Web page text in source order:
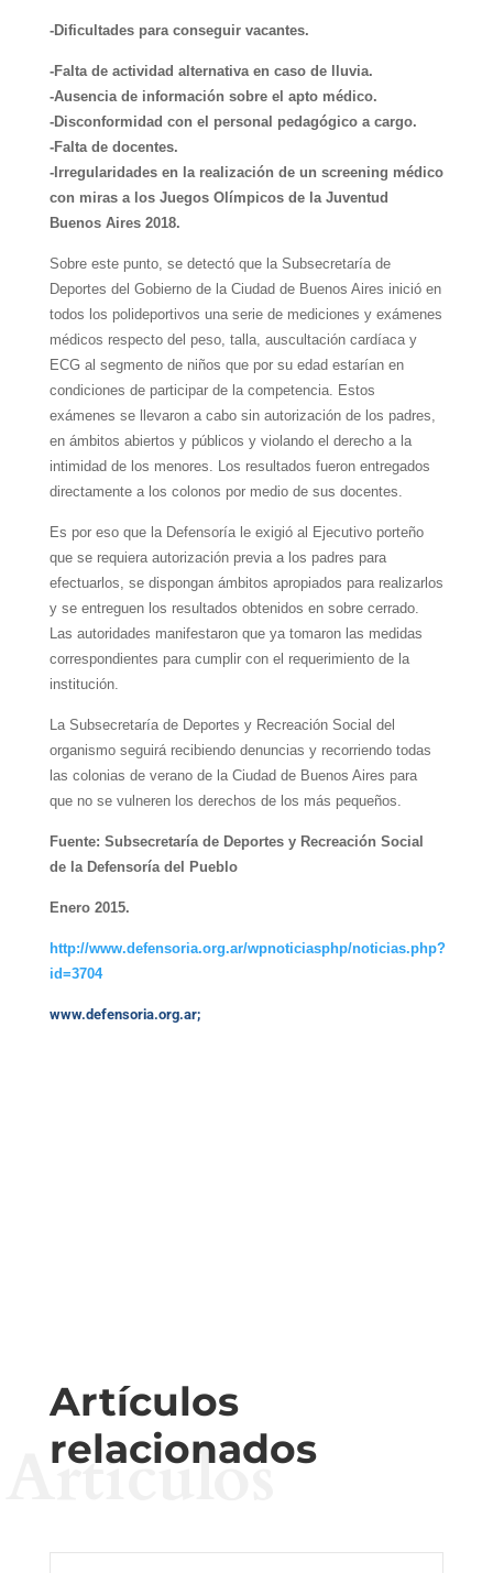
-Dificultades para conseguir vacantes.
-Falta de actividad alternativa en caso de lluvia.
-Ausencia de información sobre el apto médico.
-Disconformidad con el personal pedagógico a cargo.
-Falta de docentes.
-Irregularidades en la realización de un screening médico
con miras a los Juegos Olímpicos de la Juventud
Buenos Aires 2018.
Sobre este punto, se detectó que la Subsecretaría de
Deportes del Gobierno de la Ciudad de Buenos Aires inició en
todos los polideportivos una serie de mediciones y exámenes
médicos respecto del peso, talla, auscultación cardíaca y
ECG al segmento de niños que por su edad estarían en
condiciones de participar de la competencia. Estos
exámenes se llevaron a cabo sin autorización de los padres,
en ámbitos abiertos y públicos y violando el derecho a la
intimidad de los menores. Los resultados fueron entregados
directamente a los colonos por medio de sus docentes.
Es por eso que la Defensoría le exigió al Ejecutivo porteño
que se requiera autorización previa a los padres para
efectuarlos, se dispongan ámbitos apropiados para realizarlos
y se entreguen los resultados obtenidos en sobre cerrado.
Las autoridades manifestaron que ya tomaron las medidas
correspondientes para cumplir con el requerimiento de la
institución.
La Subsecretaría de Deportes y Recreación Social del
organismo seguirá recibiendo denuncias y recorriendo todas
las colonias de verano de la Ciudad de Buenos Aires para
que no se vulneren los derechos de los más pequeños.
Fuente: Subsecretaría de Deportes y Recreación Social
de la Defensoría del Pueblo
Enero 2015.
http://www.defensoria.org.ar/wpnoticiasphp/noticias.php?
id=3704
www.defensoria.org.ar;
Artículos
relacionados
Artículos